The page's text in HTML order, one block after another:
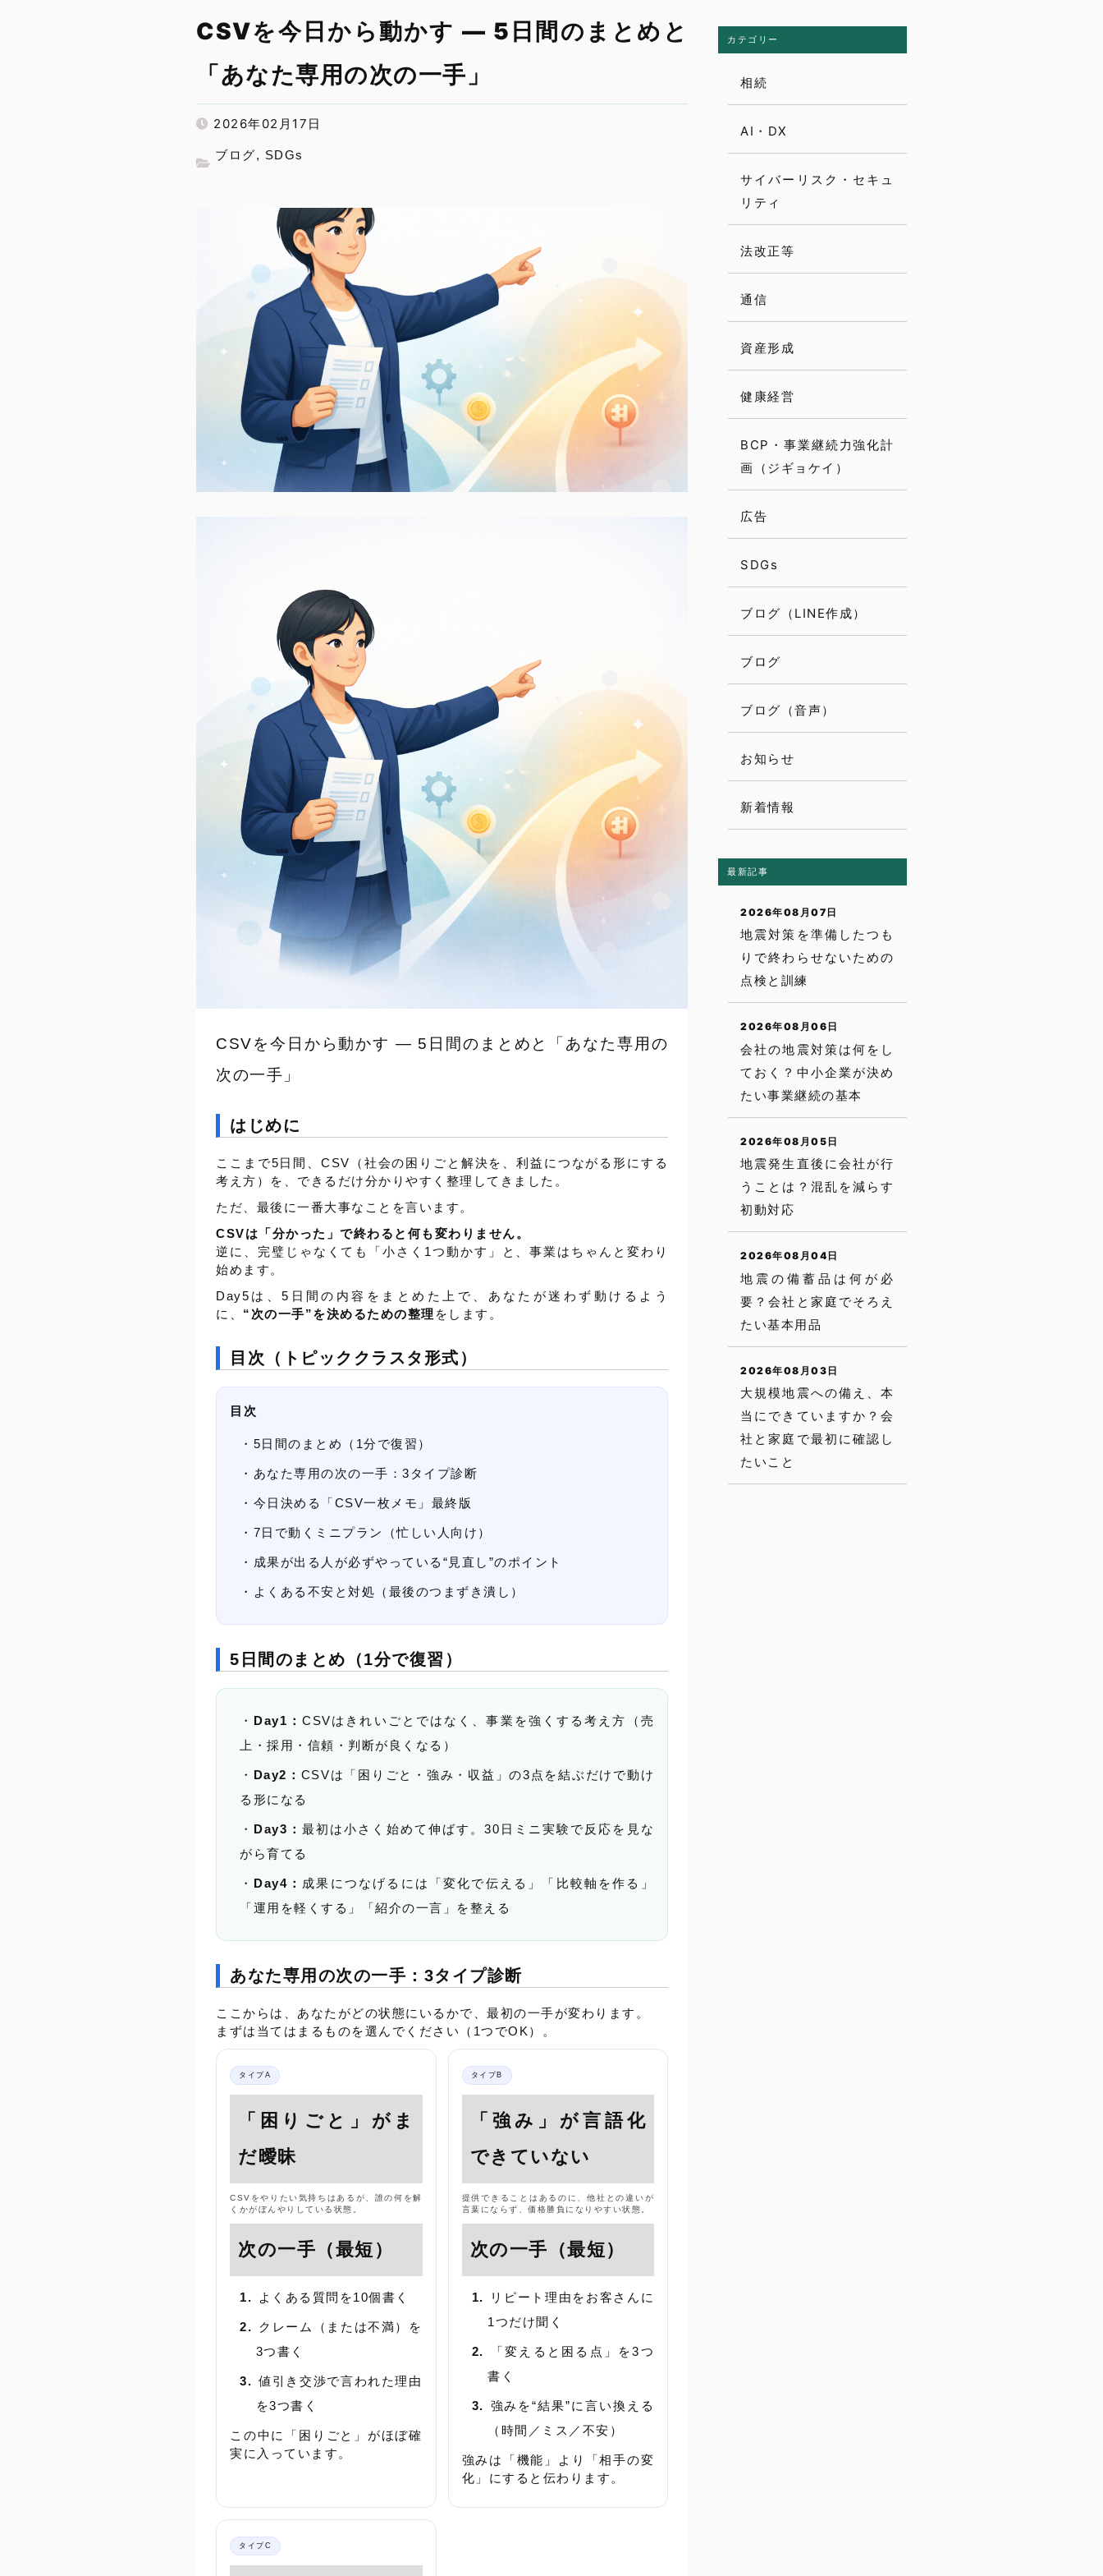
CSVを今日から動かす — 5日間のまとめと
「あなた専用の次の一手」
2026年02月17日
ブログ, SDGs
CSVを今日から動かす — 5日間のまとめと「あなた専用の
次の一手」
はじめに
ここまで5日間、CSV（社会の困りごと解決を、利益につながる形にする
考え方）を、できるだけ分かりやすく整理してきました。
ただ、最後に一番大事なことを言います。
CSVは「分かった」で終わると何も変わりません。
逆に、完璧じゃなくても「小さく1つ動かす」と、事業はちゃんと変わり
始めます。
Day5は、5日間の内容をまとめた上で、あなたが迷わず動けるよう
に、 “次の一手”を決めるための整理 をします。
目次（トピッククラスタ形式）
目次
5日間のまとめ（1分で復習）
あなた専用の次の一手：3タイプ診断
今日決める「CSV一枚メモ」最終版
7日で動くミニプラン（忙しい人向け）
成果が出る人が必ずやっている“見直し”のポイント
よくある不安と対処（最後のつまずき潰し）
5日間のまとめ（1分で復習）
Day1：CSVはきれいごとではなく、事業を強くする考え方（売
上・採用・信頼・判断が良くなる）
Day2： CSVは「困りごと・強み・収益」の3点を結ぶだけで動け
る形になる
Day3： 最初は小さく始めて伸ばす。30日ミニ実験で反応を見な
がら育てる
Day4： 成果につなげるには「変化で伝える」「比較軸を作る」
「運用を軽くする」「紹介の一言」を整える
あなた専用の次の一手：3タイプ診断
ここからは、あなたがどの状態にいるかで、最初の一手が変わります。
まずは当てはまるものを選んでください（1つでOK）。
タイプA
「困りごと」がま
だ曖昧
CSVをやりたい気持ちはあるが、誰の何を解
くかがぼんやりしている状態。
次の一手（最短）
よくある質問を10個書く
クレーム（または不満）を
3つ書く
値引き交渉で言われた理由
を3つ書く
この中に「困りごと」がほぼ確
実に入っています。
タイプB
「強み」が言語化
できていない
提供できることはあるのに、他社との違いが
言葉にならず、価格勝負になりやすい状態。
次の一手（最短）
リピート理由をお客さんに
1つだけ聞く
「変えると困る点」を3つ
書く
強みを“結果”に言い換える
（時間／ミス／不安）
強みは「機能」より「相手の変
化」にすると伝わります。
タイプC
カテゴリー
相続
AI・DX
サイバーリスク・セキュ
リティ
法改正等
通信
資産形成
健康経営
BCP・事業継続力強化計
画（ジギョケイ）
広告
SDGs
ブログ（LINE作成）
ブログ
ブログ（音声）
お知らせ
新着情報
最新記事
2026年08月07日
地震対策を準備したつも
りで終わらせないための
点検と訓練
2026年08月06日
会社の地震対策は何をし
ておく？中小企業が決め
たい事業継続の基本
2026年08月05日
地震発生直後に会社が行
うことは？混乱を減らす
初動対応
2026年08月04日
地震の備蓄品は何が必
要？会社と家庭でそろえ
たい基本用品
2026年08月03日
大規模地震への備え、本
当にできていますか？会
社と家庭で最初に確認し
たいこと